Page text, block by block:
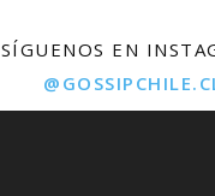
SÍGUENOS EN